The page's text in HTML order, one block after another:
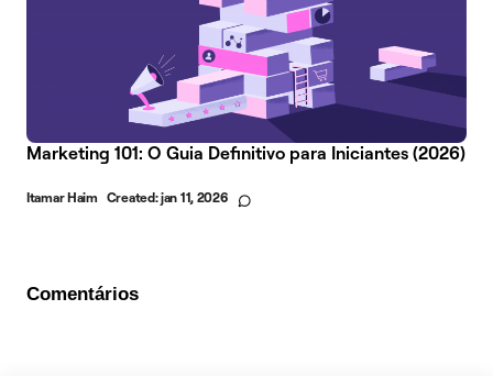
Marketing 101: O Guia Definitivo para Iniciantes (2026)
Itamar Haim Created:jan 11, 2026
Comentários